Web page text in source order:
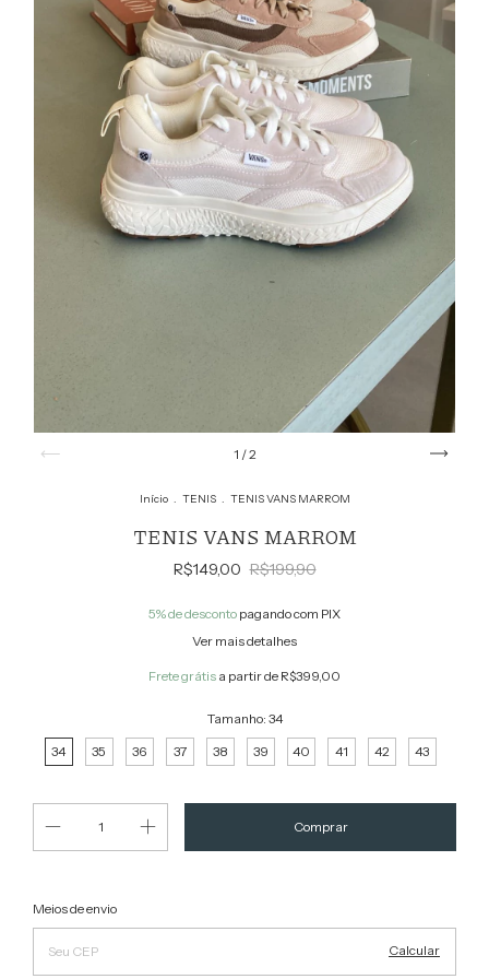
1 /2
Início . TENIS . TENIS VANS MARROM
TENIS VANS MARROM
R$149,00 R$199,90
5% de desconto pagando com PIX
Ver mais detalhes
Frete grátis a partir de R$399,00
Tamanho: 34
34
35 36 37 38 39 40 41 42 43
Entregas para o CEP:
Meios de envio
Calcular